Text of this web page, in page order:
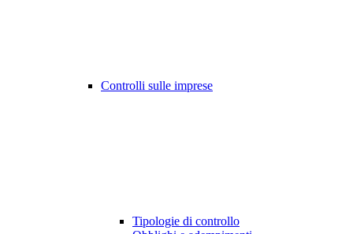
Controlli sulle imprese
Tipologie di controllo